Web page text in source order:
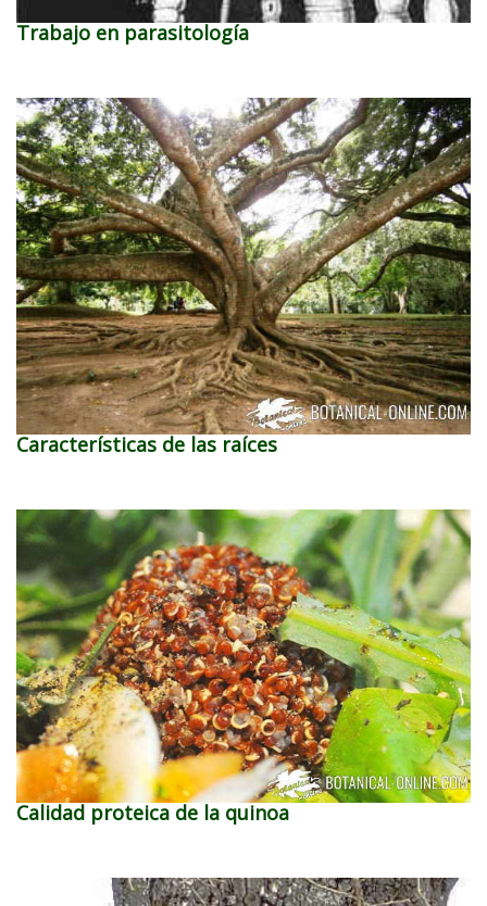
Trabajo en parasitología
Características de las raíces
Calidad proteica de la quinoa